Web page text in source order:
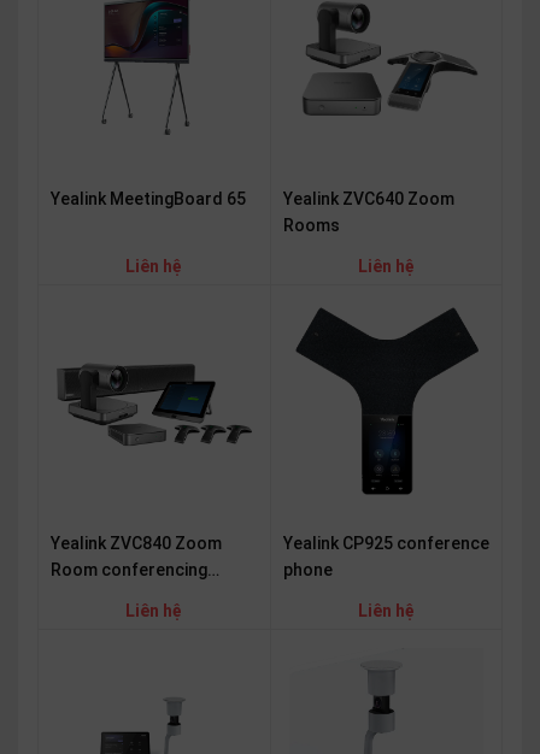
Yealink MeetingBoard 65
Liên hệ
Yealink ZVC640 Zoom
Rooms
Liên hệ
Yealink ZVC840 Zoom
Room conferencing
Liên hệ
Yealink CP925 conference
phone
Liên hệ